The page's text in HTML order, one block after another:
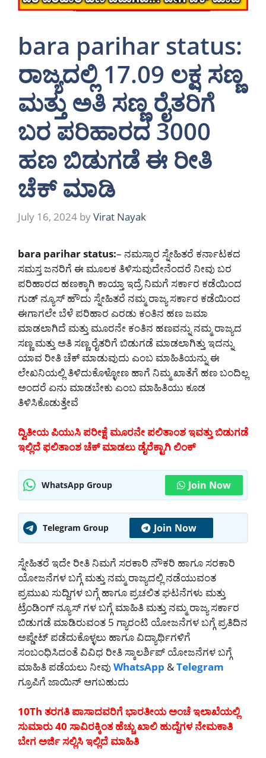
bara parihar status:
ರಾಜ್ಯದಲ್ಲಿ 17.09 ಲಕ್ಷ ಸಣ್ಣ
ಮತ್ತು ಅತಿ ಸಣ್ಣ ರೈತರಿಗೆ
ಬರ ಪರಿಹಾರದ 3000
ಹಣ ಬಿಡುಗಡೆ ಈ ರೀತಿ
ಚೆಕ್ ಮಾಡಿ
July 16, 2024 byVirat Nayak
bara parihar status:– ನಮಸ್ಕಾರ ಸ್ನೇಹಿತರೆ ಕರ್ನಾಟಕದ
ಸಮಸ್ತ ಜನರಿಗೆ ಈ ಮೂಲಕ ತಿಳಿಸುವುದೇನೆಂದರೆ ನೀವು ಬರ
ಪರಿಹಾರದ ಹಣಕ್ಕಾಗಿ ಕಾಯ್ತಾ ಇದ್ರೆ ನಿಮಗೆ ಸರ್ಕಾರ ಕಡೆಯಿಂದ
ಗುಡ್ ನ್ಯೂಸ್ ಹೌದು ಸ್ನೇಹಿತರೆ ನಮ್ಮ ರಾಜ್ಯ ಸರ್ಕಾರ ಕಡೆಯಿಂದ
ಈಗಾಗಲೇ ಬೆಳೆ ಪರಿಹಾರ ಎರಡು ಕಂತಿನ ಹಣ ಜಮಾ
ಮಾಡಲಾಗಿದೆ ಮತ್ತು ಮೂರನೇ ಕಂತಿನ ಹಣವನ್ನು ನಮ್ಮ ರಾಜ್ಯದ
ಸಣ್ಣ ಮತ್ತು ಅತಿ ಸಣ್ಣ ರೈತರಿಗೆ ಬಿಡುಗಡೆ ಮಾಡಲಾಗಿತ್ತು ಇದನ್ನು
ಯಾವ ರೀತಿ ಚೆಕ್ ಮಾಡುವುದು ಎಂಬ ಮಾಹಿತಿಯನ್ನು ಈ
ಲೇಖನಿಯಲ್ಲಿ ತಿಳಿದುಕೊಳ್ಳೋಣ ಹಾಗೆ ನಿಮ್ಮ ಖಾತೆಗೆ ಹಣ ಬಂದಿಲ್ಲ
ಅಂದರೆ ಏನು ಮಾಡಬೇಕು ಎಂಬ ಮಾಹಿತಿಯು ಕೂಡ
ತಿಳಿಸಿಕೊಡುತ್ತೇವೆ
ದ್ವಿತೀಯ ಪಿಯುಸಿ ಪರೀಕ್ಷೆ ಮೂರನೇ ಪಲಿತಾಂಶ ಇವತ್ತು ಬಿಡುಗಡೆ
ಇಲ್ಲಿದೆ ಫಲಿತಾಂಶ ಚೆಕ್ ಮಾಡಲು ಡೈರೆಕ್ಟಾಗಿ ಲಿಂಕ್
WhatsApp Group Join Now
Telegram Group Join Now
ಸ್ನೇಹಿತರೆ ಇದೇ ರೀತಿ ನಿಮಗೆ ಸರಕಾರಿ ನೌಕರಿ ಹಾಗೂ ಸರಕಾರಿ
ಯೋಜನೆಗಳ ಬಗ್ಗೆ ಮತ್ತು ನಮ್ಮ ರಾಜ್ಯದಲ್ಲಿ ನಡೆಯುವಂತ
ಪ್ರಮುಖ ಸುದ್ದಿಗಳ ಬಗ್ಗೆ ಹಾಗೂ ಪ್ರಚಲಿತ ಘಟನೆಗಳು ಮತ್ತು
ಟ್ರೆಂಡಿಂಗ್ ನ್ಯೂಸ್ ಗಳ ಬಗ್ಗೆ ಮಾಹಿತಿ ಮತ್ತು ನಮ್ಮ ರಾಜ್ಯ ಸರ್ಕಾರ
ಬಿಡುಗಡೆ ಮಾಡಿರುವಂತ 5 ಗ್ಯಾರಂಟಿ ಯೋಜನೆಗಳ ಬಗ್ಗೆ ಪ್ರತಿದಿನ
ಅಪ್ಡೇಟ್ ಪಡೆದುಕೊಳ್ಳಲು ಹಾಗೂ ವಿದ್ಯಾರ್ಥಿಗಳಿಗೆ
ಸಂಬಂಧಿಸಿದಂತೆ ವಿವಿಧ ರೀತಿ ಸ್ಕಾಲರ್ಶಿಪ್ ಯೋಜನೆಗಳ ಬಗ್ಗೆ
ಮಾಹಿತಿ ಪಡೆಯಲು ನೀವು WhatsApp &Telegram
ಗ್ರೂಪಿಗೆ ಜಾಯಿನ್ ಆಗಬಹುದು
10Th ತರಗತಿ ಪಾಸಾದವರಿಗೆ ಭಾರತೀಯ ಅಂಚೆ ಇಲಾಖೆಯಲ್ಲಿ
ಸುಮಾರು 40 ಸಾವಿರಕ್ಕಿಂತ ಹೆಚ್ಚು ಖಾಲಿ ಹುದ್ದೆಗಳ ನೇಮಕಾತಿ
ಬೇಗ ಅರ್ಜಿ ಸಲ್ಲಿಸಿ ಇಲ್ಲಿದೆ ಮಾಹಿತಿ